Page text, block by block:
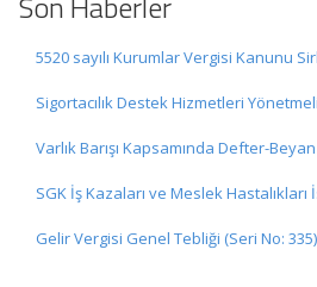
5520 sayılı Kurumlar Vergisi Kanunu
Sigortacılık Destek Hizmetleri
Varlık Barışı Kapsamında Defter-
SGK İş Kazaları ve Meslek
Gelir Vergisi Genel Tebliği (Seri No: 335)